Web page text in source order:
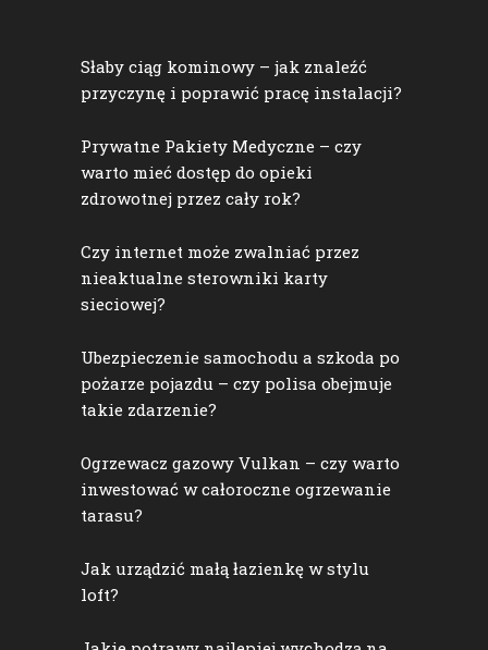
Słaby ciąg kominowy – jak znaleźć
przyczynę i poprawić pracę instalacji?
Prywatne Pakiety Medyczne – czy
warto mieć dostęp do opieki
zdrowotnej przez cały rok?
Czy internet może zwalniać przez
nieaktualne sterowniki karty
sieciowej?
Ubezpieczenie samochodu a szkoda po
pożarze pojazdu – czy polisa obejmuje
takie zdarzenie?
Ogrzewacz gazowy Vulkan – czy warto
inwestować w całoroczne ogrzewanie
tarasu?
Jak urządzić małą łazienkę w stylu
loft?